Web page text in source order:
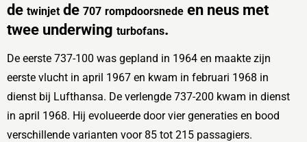
de twinjet de 707 rompdoorsnede en neus met
twee underwing turbofans.
De eerste 737-100 was gepland in 1964 en maakte zijn
eerste vlucht in april 1967 en kwam in februari 1968 in
dienst bij Lufthansa. De verlengde 737-200 kwam in dienst
in april 1968. Hij evolueerde door vier generaties en bood
verschillende varianten voor 85 tot 215 passagiers.